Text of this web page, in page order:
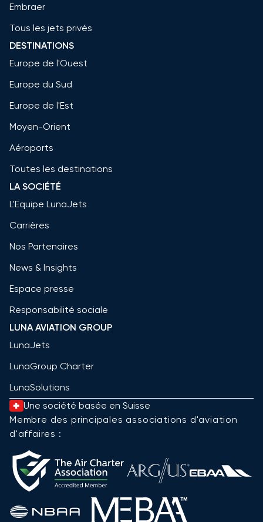
Embraer
Tous les jets privés
DESTINATIONS
Europe de l'Ouest
Europe du Sud
Europe de l'Est
Moyen-Orient
Aéroports
Toutes les destinations
LA SOCIÉTÉ
L'Equipe LunaJets
Carrières
Nos Partenaires
News & Insights
Espace presse
Responsabilité sociale
LUNA AVIATION GROUP
LunaJets
LunaGroup Charter
LunaSolutions
Une société basée en Suisse
Membre des principales associations d'aviation
d'affaires :